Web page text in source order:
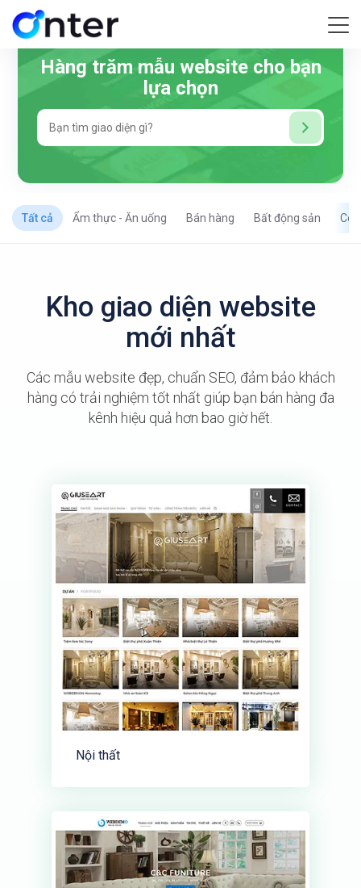
Hàng trăm mẫu website cho bạn
lựa chọn
Tất cả Ẩm thực - Ăn uống Bán hàng Bất động sản
Kho giao diện website
mới nhất
Các mẫu website đẹp, chuẩn SEO, đảm bảo khách
hàng có trải nghiệm tốt nhất giúp bạn bán hàng đa
kênh hiệu quả hơn bao giờ hết.
Nội thất